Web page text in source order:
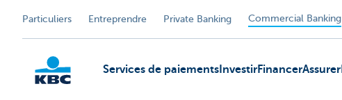
Particuliers Entreprendre Private Banking Commercial Banking
Services de paiements InvestirFinancerAssurer